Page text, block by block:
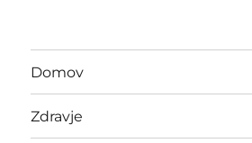
Domov
Zdravje